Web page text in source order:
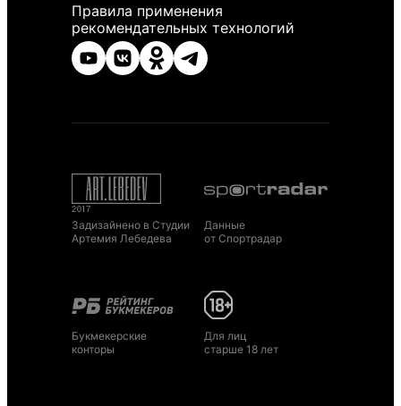
Правила применения
рекомендательных технологий
Задизайнено в Студии
Артемия Лебедева
Данные
от Спортрадар
Букмекерские
конторы
Для лиц
старше 18 лет